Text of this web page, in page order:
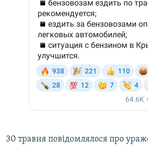
30 травня повідомлялося про